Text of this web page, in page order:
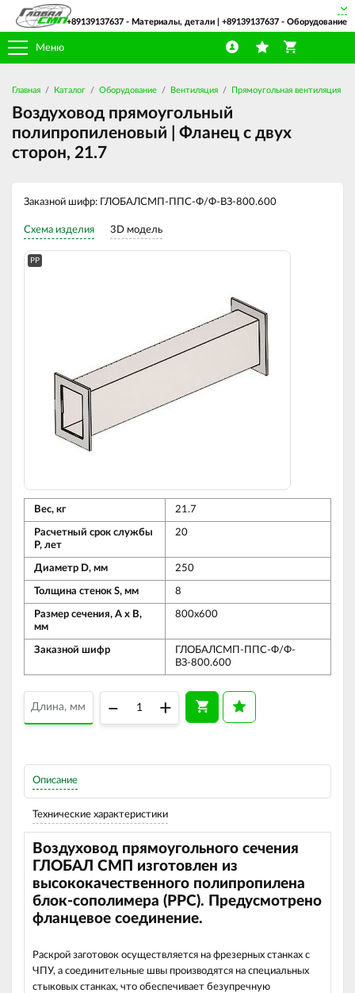
Меню
+89139137637 - Материалы, детали | +89139137637 - Оборудование
Главная Каталог Оборудование Вентиляция Прямоугольная вентиляция
Воздуховод прямоугольный
полипропиленовый | Фланец с двух
сторон, 21.7
Заказной шифр: ГЛОБАЛСМП-ППС-Ф/Ф-ВЗ-800.600
Схема изделия 3D модель
PP
Вес, кг 21.7
Расчетный срок службы
Р, лет
20
Диаметр D, мм 250
Толщина стенок S, мм 8
Размер сечения, А х В,
мм
800х600
Заказной шифр
ГЛОБАЛСМП-ППС-Ф/Ф-
ВЗ-800.600
– +
Описание
Технические характеристики
Воздуховод прямоугольного сечения
ГЛОБАЛ СМП изготовлен из
высококачественного полипропилена
блок-сополимера (РРС). Предусмотрено
фланцевое соединение.
Раскрой заготовок осуществляется на фрезерных станках с
ЧПУ, а соединительные швы производятся на специальных
стыковых станках, что обеспечивает безупречную